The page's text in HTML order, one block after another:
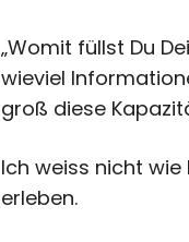
„Womit füllst Du
wieviel
groß diese
Ich weiss nicht
erleben.